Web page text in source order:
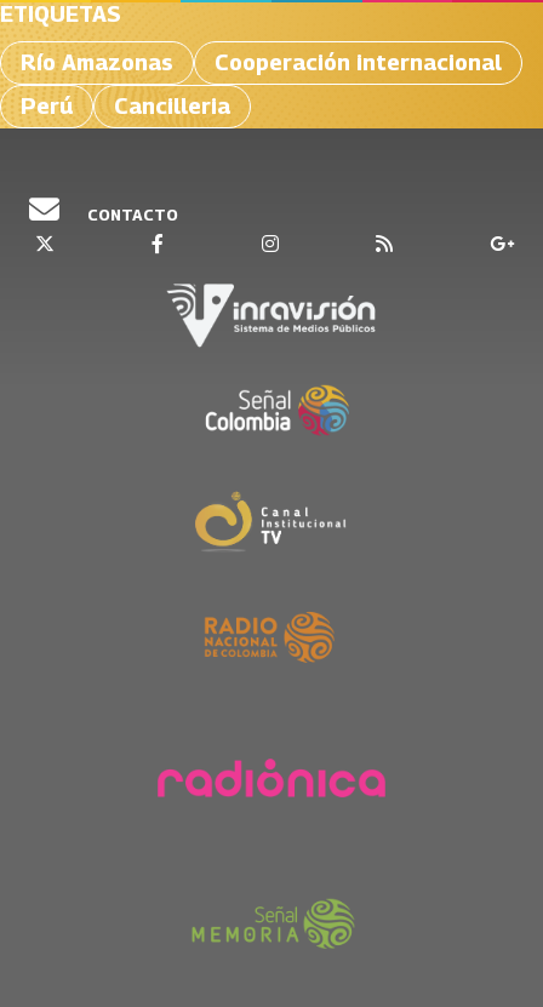
ETIQUETAS
Río Amazonas
Cooperación internacional
Perú
Cancilleria
CONTACTO